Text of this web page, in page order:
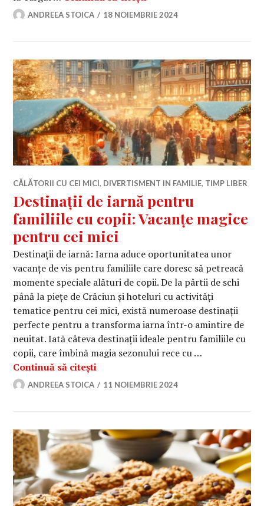
ANDREEA STOICA 18 NOIEMBRIE 2024
CĂLĂTORII CU CEI MICI, DIVERTISMENT IN FAMILIE, TIMP LIBER
Destinații de iarnă pentru
familiile cu copii: Vacanțe magice
pentru cei mici
Destinații de iarnă: Iarna aduce oportunitatea unor
vacanțe de vis pentru familiile care doresc să petreacă
momente speciale alături de copii. De la pârtii de schi
până la piețe de Crăciun și hoteluri cu activități
tematice pentru cei mici, există numeroase destinații
perfecte pentru a transforma iarna într-o amintire de
neuitat. Iată câteva destinații ideale pentru familiile cu
copii, care îmbină magia sezonului rece cu …
Continuă să citești
ANDREEA STOICA 11 NOIEMBRIE 2024